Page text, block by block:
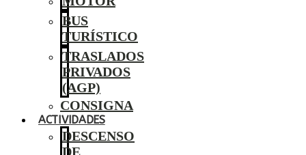
BUS
TURÍSTICO
TRASLADOS
PRIVADOS
(AGP)
CONSIGNA
ACTIVIDADES
DESCENSO
DE